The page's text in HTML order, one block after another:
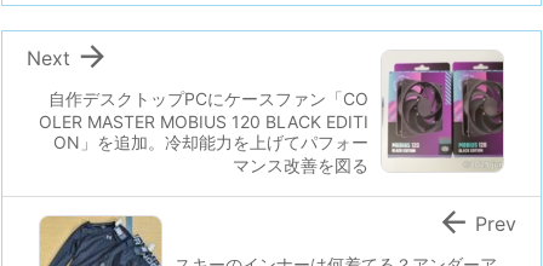
自作デスクトップPCにケースファン「CO
OLER MASTER MOBIUS 120 BLACK EDITI
ON」を追加。冷却能力を上げてパフォー
マンス改善を図る

Next
 Prev